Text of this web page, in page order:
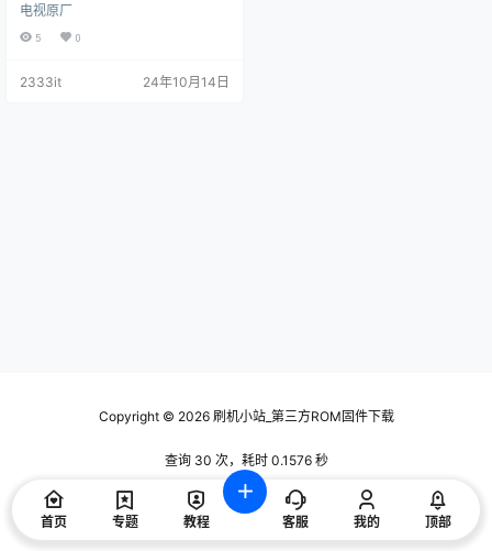
盘数据刷机包
盘数据刷机包
电视原厂
5 0
2333it 24年10月14日
Copyright © 2026刷机小站_第三方ROM固件下载
查询 30 次，耗时 0.1576 秒
首页 专题 教程 客服 我的 顶部